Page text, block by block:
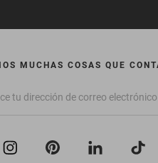
MUCHAS COSAS QUE